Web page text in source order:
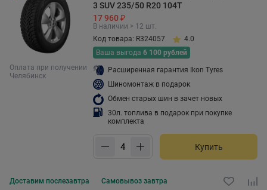
Оплата при получении
Челябинск
3 SUV 235/50 R20 104T
17 960 ₽
В наличии > 12 шт.
Код товара: R324057
4.0
Ваша выгода 6 100 рублей
Расширенная гарантия Ikon Tyres
Шиномонтаж в подарок
Обмен старых шин в зачет новых
30л. топлива в подарок при покупке
комплекта
Купить
Доставим послезавтра Самовывоз завтра